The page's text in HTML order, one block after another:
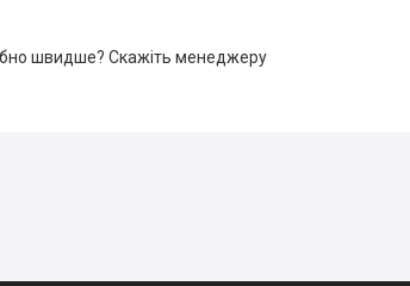
швидше? Скажіть менеджеру